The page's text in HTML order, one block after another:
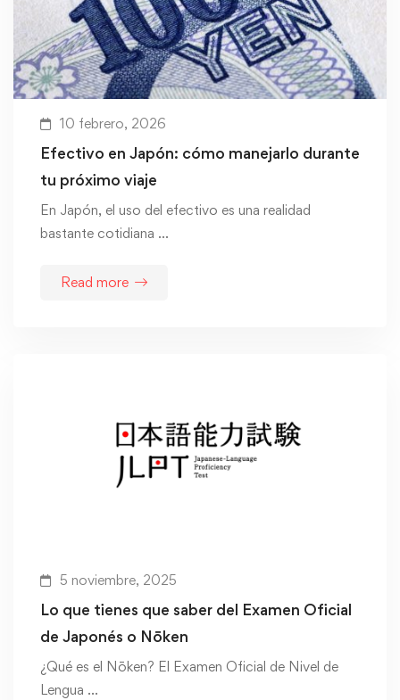
10 febrero, 2026
Efectivo en Japón: cómo manejarlo durante
tu próximo viaje
En Japón, el uso del efectivo es una realidad
bastante cotidiana …
Read more
5 noviembre, 2025
Lo que tienes que saber del Examen Oficial
de Japonés o Nōken
¿Qué es el Nōken? El Examen Oficial de Nivel de
Lengua …